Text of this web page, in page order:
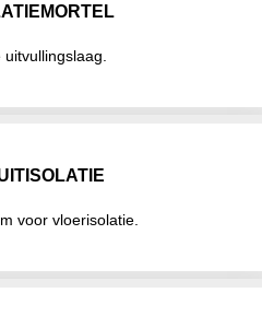
voor vloerisolatie.